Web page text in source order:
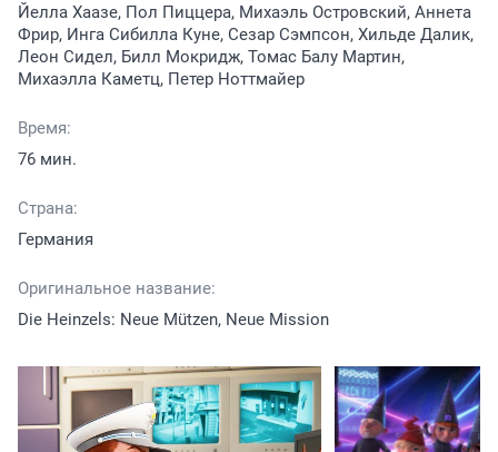
Йелла Хаазе, Пол Пиццера, Михаэль Островский, Аннета
Фрир, Инга Сибилла Куне, Сезар Сэмпсон, Хильде Далик,
Леон Сидел, Билл Мокридж, Томас Балу Мартин,
Михаэлла Каметц, Петер Ноттмайер
Время:
76 мин.
Страна:
Германия
Оригинальное название:
Die Heinzels: Neue Mützen, Neue Mission